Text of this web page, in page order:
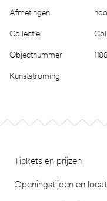
Afmetingen
Collectie
Objectnummer
Kunststroming
Tickets en prijzen
Openingstijden en